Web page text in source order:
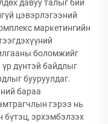
давуу талыг бий
цэвэрлэгээний
маркетингийн
боломжийг
дүнтэй байдлыг
бууруулдаг.
бараа
гэрээ нь
бүтэц, эрхэмбэлзэх